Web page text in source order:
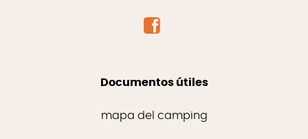
Documentos útiles
mapa del camping